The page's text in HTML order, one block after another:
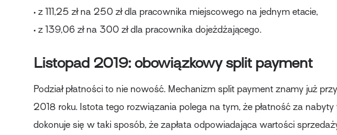
• z 111,25 zł na 250 zł dla pracownika miejscowego na jednym etacie,
• z 139,06 zł na 300 zł dla pracownika dojeżdżającego.
Listopad 2019: obowiązkowy split payment
Podział płatności to nie nowość. Mechanizm split payment znamy już
2018 roku. Istota tego rozwiązania polega na tym, że płatność za nabyty
dokonuje się w taki sposób, że zapłata odpowiadająca wartości